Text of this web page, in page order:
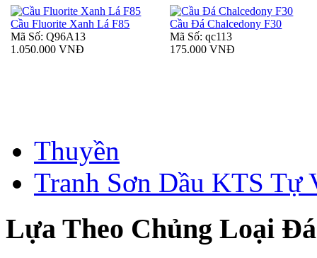
Cầu Fluorite Xanh Lá F85
Mã Số: Q96A13
1.050.000 VNĐ
Cầu Đá Chalcedony F30
Mã Số: qc113
175.000 VNĐ
Thuyền
Tranh Sơn Dầu KTS Tự
Lựa Theo Chủng Loại Đá